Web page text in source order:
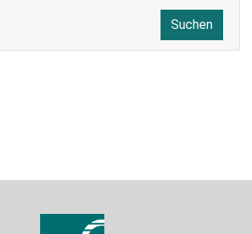
Suchen